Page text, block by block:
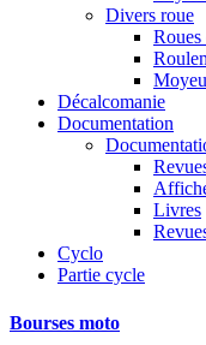
Divers roue
Roues
Décalcomanie
Documentation
Livres
Cyclo
Partie cycle
Bourses moto